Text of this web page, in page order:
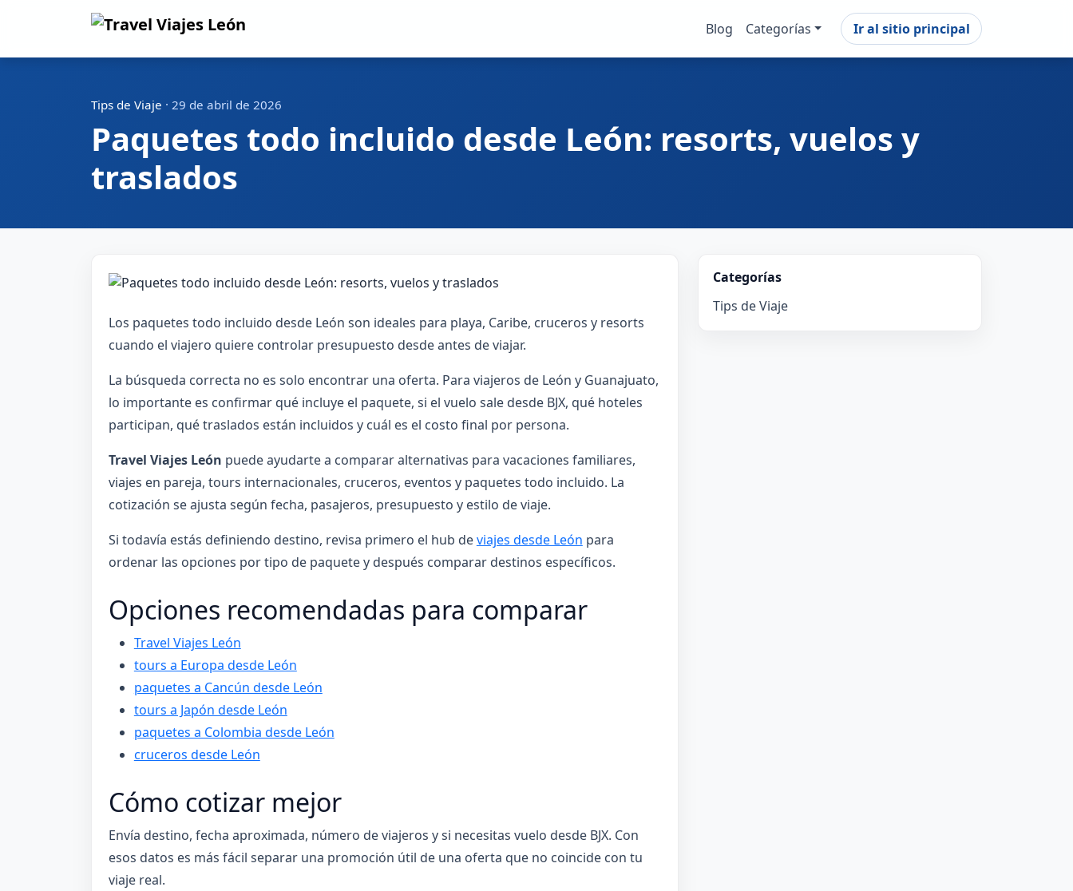
Blog Categorías Ir al sitio principal
Tips de Viaje · 29 de abril de 2026
Paquetes todo incluido desde León: resorts, vuelos y
traslados
Los paquetes todo incluido desde León son ideales para playa, Caribe, cruceros y resorts
cuando el viajero quiere controlar presupuesto desde antes de viajar.
La búsqueda correcta no es solo encontrar una oferta. Para viajeros de León y Guanajuato,
lo importante es confirmar qué incluye el paquete, si el vuelo sale desde BJX, qué hoteles
participan, qué traslados están incluidos y cuál es el costo final por persona.
Travel Viajes León puede ayudarte a comparar alternativas para vacaciones familiares,
viajes en pareja, tours internacionales, cruceros, eventos y paquetes todo incluido. La
cotización se ajusta según fecha, pasajeros, presupuesto y estilo de viaje.
Si todavía estás definiendo destino, revisa primero el hub deviajes desde León para
ordenar las opciones por tipo de paquete y después comparar destinos específicos.
Opciones recomendadas para comparar
Travel Viajes León
tours a Europa desde León
paquetes a Cancún desde León
tours a Japón desde León
paquetes a Colombia desde León
cruceros desde León
Cómo cotizar mejor
Envía destino, fecha aproximada, número de viajeros y si necesitas vuelo desde BJX. Con
esos datos es más fácil separar una promoción útil de una oferta que no coincide con tu
viaje real.
Categorías
Tips de Viaje